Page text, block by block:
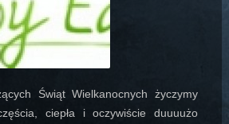
Świąt Wielkanocnych życzymy
ciepła i oczywiście duuuużo